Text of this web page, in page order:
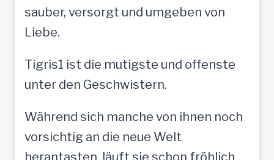
sauber, versorgt und umgeben von
Liebe.
Tigris1 ist die mutigste und offenste
unter den Geschwistern.
Während sich manche von ihnen noch
vorsichtig an die neue Welt
herantasten, läuft sie schon fröhlich